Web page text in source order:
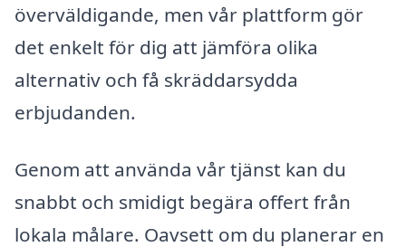
överväldigande, men vår plattform gör
det enkelt för dig att jämföra olika
alternativ och få skräddarsydda
erbjudanden.
Genom att använda vår tjänst kan du
snabbt och smidigt begära offert från
lokala målare. Oavsett om du planerar en